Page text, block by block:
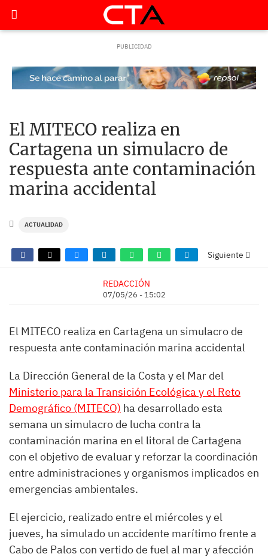
El MITECO realiza en
Cartagena un simulacro de
respuesta ante contaminación
marina accidental
ACTUALIDAD
Siguiente
REDACCIÓN
07/05/26 - 15:02
El MITECO realiza en Cartagena un simulacro de
respuesta ante contaminación marina accidental
La Dirección General de la Costa y el Mar del
Ministerio para la Transición Ecológica y el Reto
Demográfico (MITECO) ha desarrollado esta
semana un simulacro de lucha contra la
contaminación marina en el litoral de Cartagena
con el objetivo de evaluar y reforzar la coordinación
entre administraciones y organismos implicados en
emergencias ambientales.
El ejercicio, realizado entre el miércoles y el
jueves, ha simulado un accidente marítimo frente a
Cabo de Palos con vertido de fuel al mar y afección